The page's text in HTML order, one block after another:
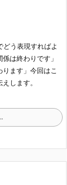
う表現すればよ
係は終わりです」
ます」 今回はこ
します。